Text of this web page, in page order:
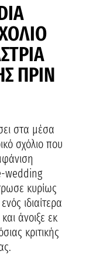
ΠΡΙΝ
στα μέσα
σχόλιο που
wedding
κυρίως
ιδιαίτερα
άνοιξε εκ
κριτικής